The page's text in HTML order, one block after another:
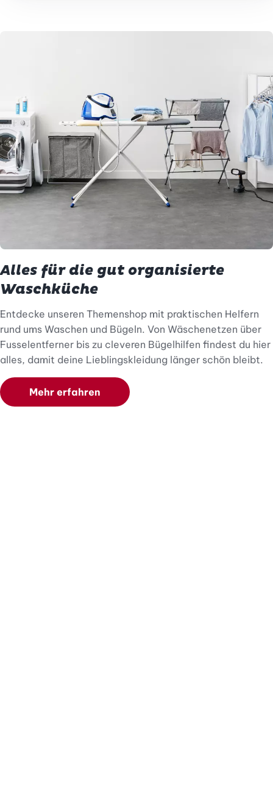
Alles für die gut organisierte
Waschküche
Entdecke unseren Themenshop mit praktischen Helfern
rund ums Waschen und Bügeln. Von Wäschenetzen über
Fusselentferner bis zu cleveren Bügelhilfen findest du hier
alles, damit deine Lieblingskleidung länger schön bleibt.
Mehr erfahren